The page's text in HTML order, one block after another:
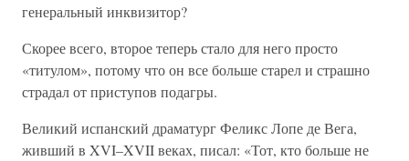
генеральный инквизитор?
Скорее всего, второе теперь стало для него просто
«титулом», потому что он все больше старел и страшно
страдал от приступов подагры.
Великий испанский драматург Феликс Лопе де Вега,
живший в XVI–XVII веках, писал: «Тот, кто больше не